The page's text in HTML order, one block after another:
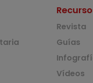
Revista
Guías
Vídeos